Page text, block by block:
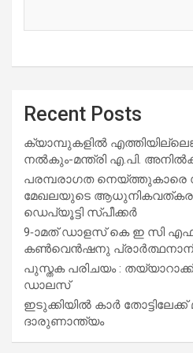
Recent Posts
ക്യാമ്പുകളിൽ
നൽകും-മന്ത്രി എ.പി.
പരമ്പരാഗത നെയ്ത്തുകാരെ
മേഖലയുടെ
ഡെപ്യൂട്ടി സ്പീക്കർ
9-ാമത് ഡാളസ് കെ ഇ സി
കൺവെൻഷനു
പുസ്തക പരിചയം :
ഡാലസ്
ഇടുക്കിയിൽ കാർ
ദാരുണാന്ത്യം